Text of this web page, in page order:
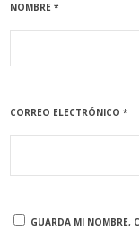
NOMBRE*
CORREO ELECTRÓNICO*
GUARDA MI NOMBRE,